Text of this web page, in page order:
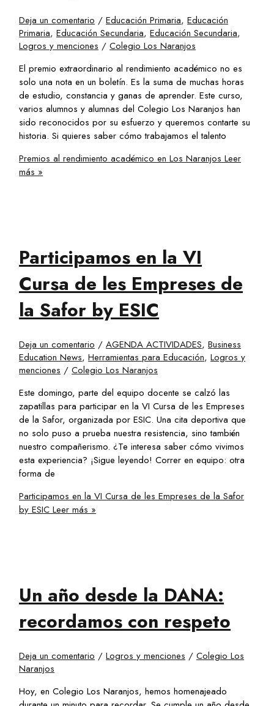
Deja un comentario /Educación Primaria,Educación
Primaria,Educación Secundaria,Educación Secundaria,
Logros y menciones /Colegio Los Naranjos
El premio extraordinario al rendimiento académico no es
solo una nota en un boletín. Es la suma de muchas horas
de estudio, constancia y ganas de aprender. Este curso,
varios alumnos y alumnas del Colegio Los Naranjos han
sido reconocidos por su esfuerzo y queremos contarte su
historia. Si quieres saber cómo trabajamos el talento
Premios al rendimiento académico en Los NaranjosLeer
más »
Participamos en la VI
Cursa de les Empreses de
la Safor by ESIC
Deja un comentario /AGENDA ACTIVIDADES,Business
Education News,Herramientas para Educación,Logros y
menciones /Colegio Los Naranjos
Este domingo, parte del equipo docente se calzó las
zapatillas para participar en la VI Cursa de les Empreses
de la Safor, organizada por ESIC. Una cita deportiva que
no solo puso a prueba nuestra resistencia, sino también
nuestro compañerismo. ¿Te interesa saber cómo vivimos
esta experiencia? ¡Sigue leyendo! Correr en equipo: otra
forma de
Participamos en la VI Cursa de les Empreses de la Safor
by ESIC Leer más »
Un año desde la DANA:
recordamos con respeto
Deja un comentario /Logros y menciones /Colegio Los
Naranjos
Hoy, en Colegio Los Naranjos, hemos homenajeado